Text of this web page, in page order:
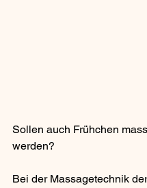
Sollen auch Frühchen
werden?
Bei der Massagetechnik